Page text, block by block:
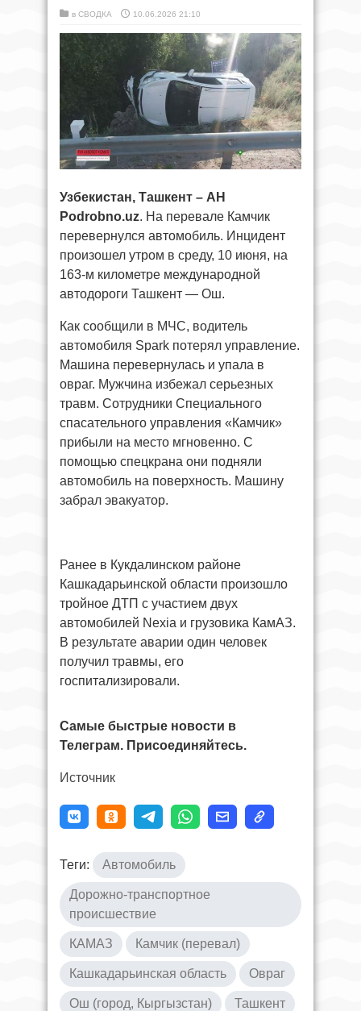
в СВОДКА 10.06.2026 21:10
Узбекистан, Ташкент – АН
Podrobno.uz. На перевале Камчик
перевернулся автомобиль. Инцидент
произошел утром в среду, 10 июня, на
163-м километре международной
автодороги Ташкент — Ош.
Как сообщили в МЧС, водитель
автомобиля Spark потерял управление.
Машина перевернулась и упала в
овраг. Мужчина избежал серьезных
травм. Сотрудники Специального
спасательного управления «Камчик»
прибыли на место мгновенно. С
помощью спецкрана они подняли
автомобиль на поверхность. Машину
забрал эвакуатор.
Ранее в Кукдалинском районе
Кашкадарьинской области произошло
тройное ДТП с участием двух
автомобилей Nexia и грузовика КамАЗ.
В результате аварии один человек
получил травмы, его
госпитализировали.
Самые быстрые новости в
Телеграм. Присоединяйтесь.
Источник
Теги: Автомобиль
Дорожно-транспортное
происшествие
КАМАЗ Камчик (перевал)
Кашкадарьинская область Овраг
Ош (город, Кыргызстан) Ташкент